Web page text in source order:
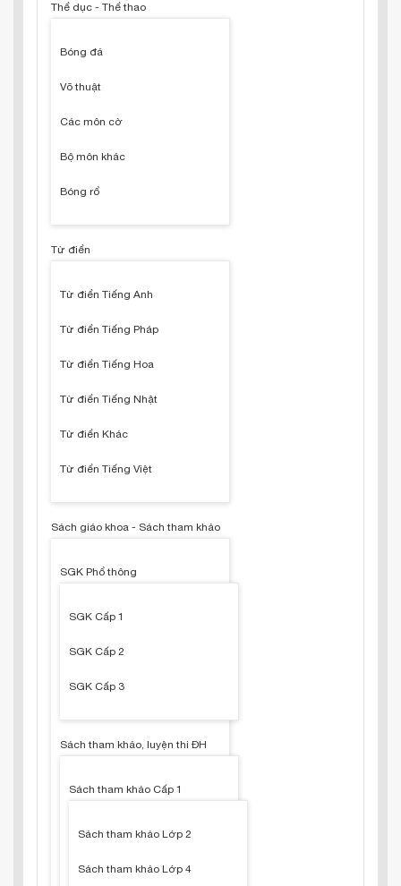
Thể dục - Thể thao
Bóng đá
Võ thuật
Các môn cờ
Bộ môn khác
Bóng rổ
Từ điển
Từ điển Tiếng Anh
Từ điển Tiếng Pháp
Từ điển Tiếng Hoa
Từ điển Tiếng Nhật
Từ điển Khác
Từ điển Tiếng Việt
Sách giáo khoa - Sách tham khảo
SGK Phổ thông
SGK Cấp 1
SGK Cấp 2
SGK Cấp 3
Sách tham khảo, luyện thi ĐH
Sách tham khảo Cấp 1
Sách tham khảo Lớp 2
Sách tham khảo Lớp 4